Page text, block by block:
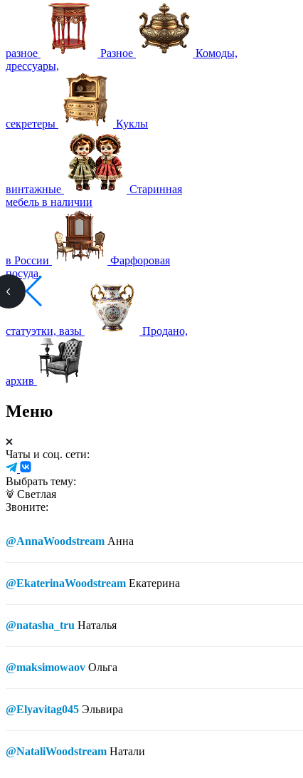
разное Разное
Комоды,
дрессуары,
секретеры Куклы
винтажные
Старинная
мебель в наличии
в России
Фарфоровая
посуда,
статуэтки, вазы Продано,
архив
Меню
Чаты и соц. сети:
Выбрать тему:
Светлая
Звоните:
@AnnaWoodstream Анна
@EkaterinaWoodstream Екатерина
@natasha_tru Наталья
@maksimowaov Ольга
@Elyavitag045 Эльвира
@NataliWoodstream Натали